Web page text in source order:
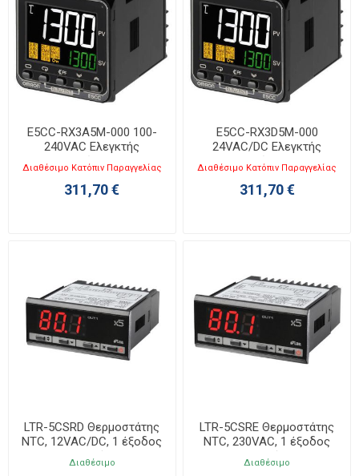
E5CC-RX3A5M-000 100-
240VAC Ελεγκτής
Θερμοκρασίας 48x48mm
Διαθέσιμο Κατόπιν Παραγγελίας
311,70 €
E5CC-RX3D5M-000
24VAC/DC Ελεγκτής
Θερμοκρασίας 48x48mm
Διαθέσιμο Κατόπιν Παραγγελίας
311,70 €
LTR-5CSRD Θερμοστάτης
NTC, 12VAC/DC, 1 έξοδος
ρελέ
Διαθέσιμο
LTR-5CSRE Θερμοστάτης
NTC, 230VAC, 1 έξοδος
ρελέ
Διαθέσιμο